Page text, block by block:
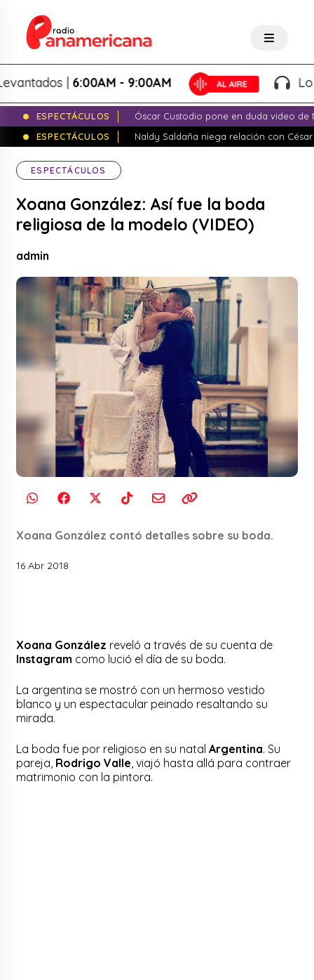
|6:00AM - 9:00AM Lo
ESPECTÁCULOS
Óscar Custodio pone en duda video de
ESPECTÁCULOS
Naldy Saldaña niega relación con
ESPECTÁCULOS
Xoana González: Así fue la boda
religiosa de la modelo (VIDEO)
admin
Xoana González contó detalles sobre su boda.
16 Abr 2018
Xoana González reveló a través de su cuenta de
Instagram como lució el día de su boda.
La argentina se mostró con un hermoso vestido
blanco y un espectacular peinado resaltando su
mirada.
La boda fue por religioso en su natalArgentina. Su
pareja, Rodrigo Valle , viajó hasta allá para contraer
matrimonio con la pintora.